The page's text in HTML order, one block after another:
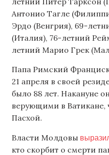
Антонио Тагле
Эрдо (Венгрия), 69-
(Италия), 76-летний
летний Марио Грек
Папа Римский
21 апреля в своей
было 88 лет. Накануне
верующими в Ватикане,
Пасхой.
Власти Молдовы
кто скорбит о смерти